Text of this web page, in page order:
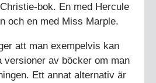
bok. En med Hercule
och en med Miss Marple.
att man exempelvis kan
versioner av böcker om man
Ett annat alternativ är